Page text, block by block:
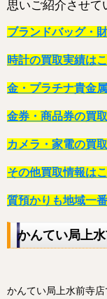
思いご紹介させて
ブランドバッグ・
時計の買取実績は
金・プラチナ貴金
金券・商品券の買
カメラ・家電の買
その他買取情報は
質預かりも地域一
かんてい局上
かんてい局上水前寺